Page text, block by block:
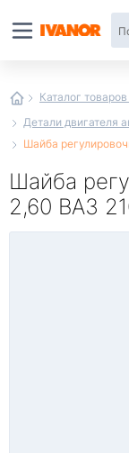
Каталог
Детали двигателя
Шайба
Шайба
2,60 ВАЗ